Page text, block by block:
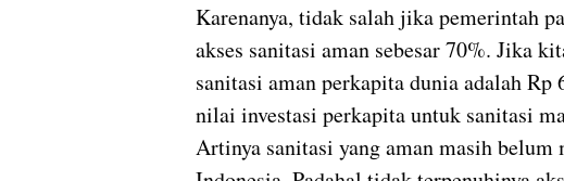
Karenanya, tidak salah jika pemerintah
akses sanitasi aman sebesar 70%. Jika
sanitasi aman perkapita dunia adalah
nilai investasi perkapita untuk sanitasi
Artinya sanitasi yang aman masih belum